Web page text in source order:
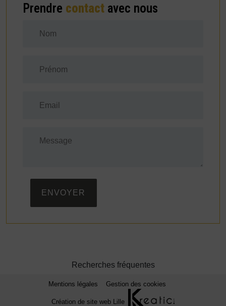
Prendre contact avec nous
ENVOYER
Recherches fréquentes
Mentions légales Gestion des cookies
Création de site web Lille